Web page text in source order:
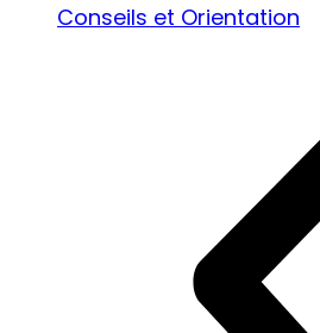
Conseils et Orientation